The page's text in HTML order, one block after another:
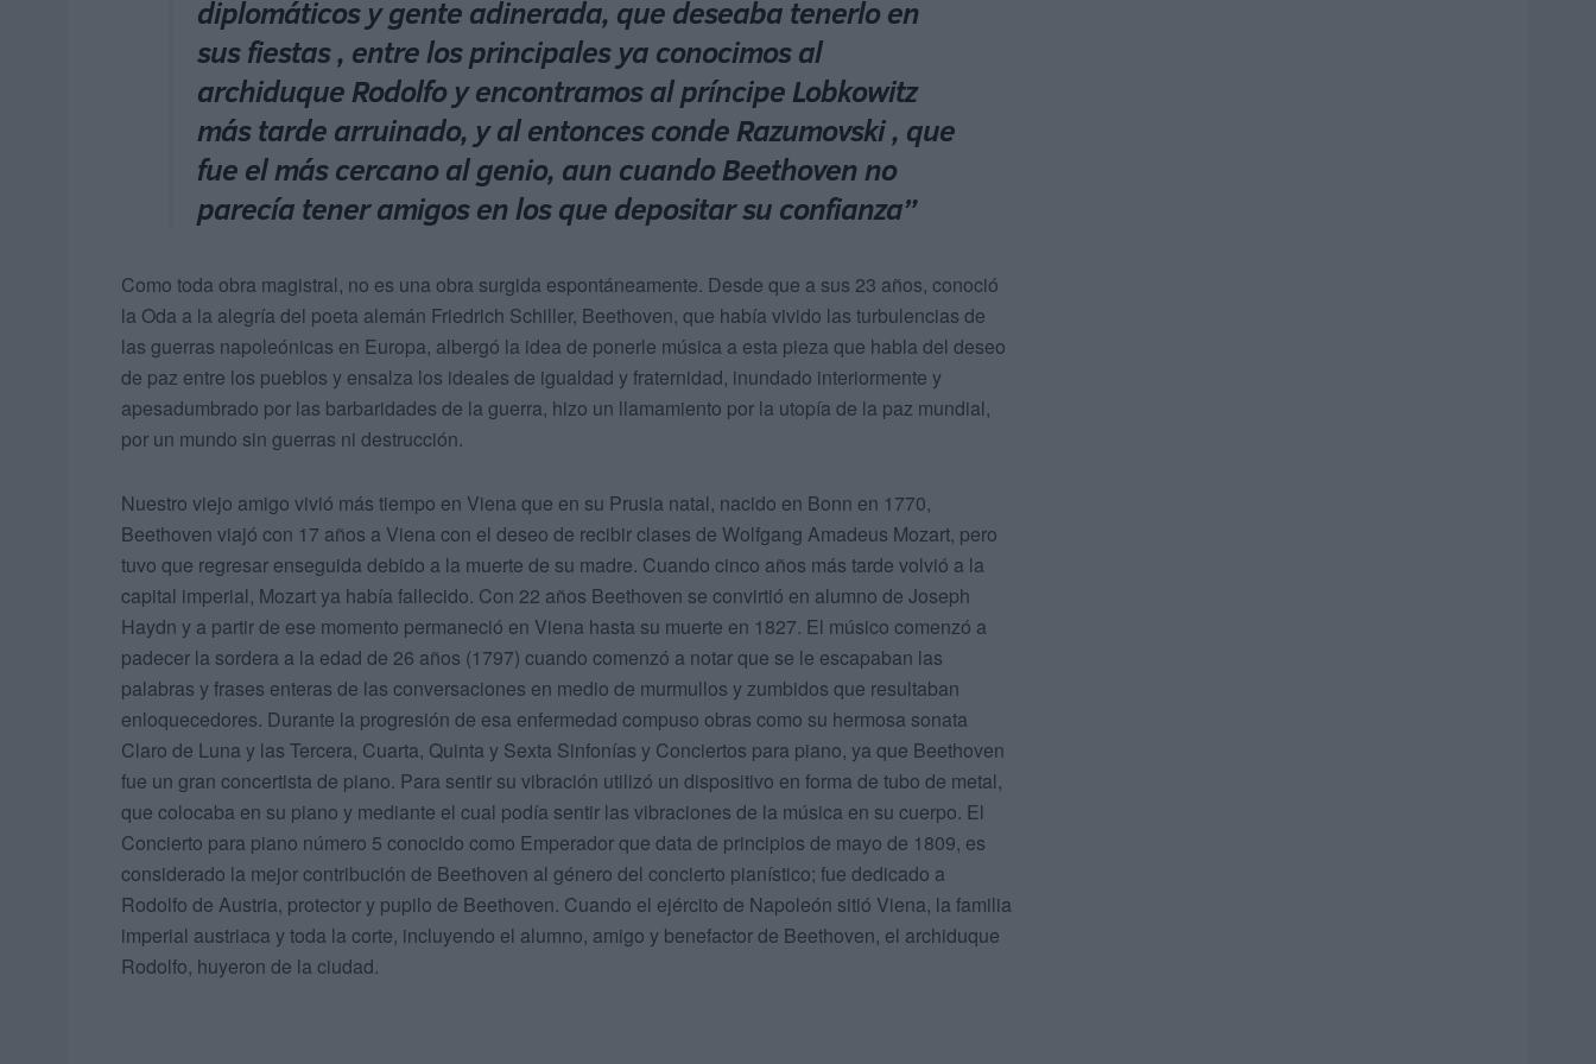
diplomáticos y gente adinerada, que deseaba tenerlo en
sus fiestas , entre los principales ya conocimos al
archiduque Rodolfo y encontramos al príncipe Lobkowitz
más tarde arruinado, y al entonces conde Razumovski , que
fue el más cercano al genio, aun cuando Beethoven no
parecía tener amigos en los que depositar su confianza”
Como toda obra magistral, no es una obra surgida espontáneamente. Desde que a sus 23 años, conoció
la Oda a la alegría del poeta alemán Friedrich Schiller, Beethoven, que había vivido las turbulencias de
las guerras napoleónicas en Europa, albergó la idea de ponerle música a esta pieza que habla del deseo
de paz entre los pueblos y ensalza los ideales de igualdad y fraternidad, inundado interiormente y
apesadumbrado por las barbaridades de la guerra, hizo un llamamiento por la utopía de la paz mundial,
por un mundo sin guerras ni destrucción.
Nuestro viejo amigo vivió más tiempo en Viena que en su Prusia natal, nacido en Bonn en 1770,
Beethoven viajó con 17 años a Viena con el deseo de recibir clases de Wolfgang Amadeus Mozart, pero
tuvo que regresar enseguida debido a la muerte de su madre. Cuando cinco años más tarde volvió a la
capital imperial, Mozart ya había fallecido. Con 22 años Beethoven se convirtió en alumno de Joseph
Haydn y a partir de ese momento permaneció en Viena hasta su muerte en 1827. El músico comenzó a
padecer la sordera a la edad de 26 años (1797) cuando comenzó a notar que se le escapaban las
palabras y frases enteras de las conversaciones en medio de murmullos y zumbidos que resultaban
enloquecedores. Durante la progresión de esa enfermedad compuso obras como su hermosa sonata
Claro de Luna y las Tercera, Cuarta, Quinta y Sexta Sinfonías y Conciertos para piano, ya que Beethoven
fue un gran concertista de piano. Para sentir su vibración utilizó un dispositivo en forma de tubo de metal,
que colocaba en su piano y mediante el cual podía sentir las vibraciones de la música en su cuerpo. El
Concierto para piano número 5 conocido como Emperador que data de principios de mayo de 1809, es
considerado la mejor contribución de Beethoven al género del concierto pianístico; fue dedicado a
Rodolfo de Austria, protector y pupilo de Beethoven. Cuando el ejército de Napoleón sitió Viena, la familia
imperial austriaca y toda la corte, incluyendo el alumno, amigo y benefactor de Beethoven, el archiduque
Rodolfo, huyeron de la ciudad.